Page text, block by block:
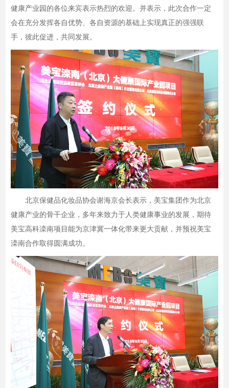
健康产业园的各位来宾表示热烈的欢迎。并表示，此次合作一定
会在充分发挥各自优势、各自资源的基础上实现真正的强强联
手，彼此促进，共同发展。
北京保健品化妆品协会谢海京会长表示，美宝集团作为北京
健康产业的骨干企业，多年来致力于人类健康事业的发展，期待
美宝高科滦南项目能为京津冀一体化带来更大贡献，并预祝美宝
滦南合作取得圆满成功。